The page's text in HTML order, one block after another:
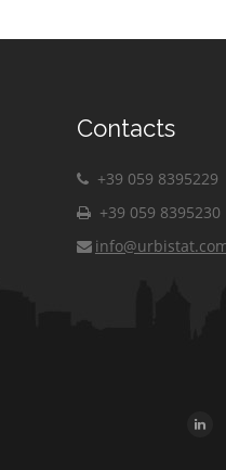
Contacts
+39 059 8395229
+39 059 8395230